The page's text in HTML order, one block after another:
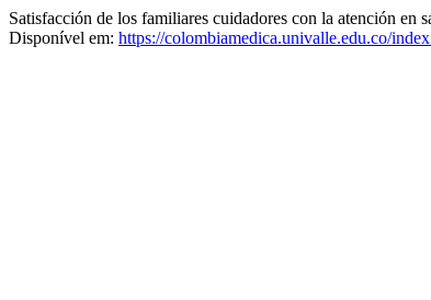
Satisfacción de los familiares cuidadores con la atención en
Disponível em: https://colombiamedica.univalle.edu.co/